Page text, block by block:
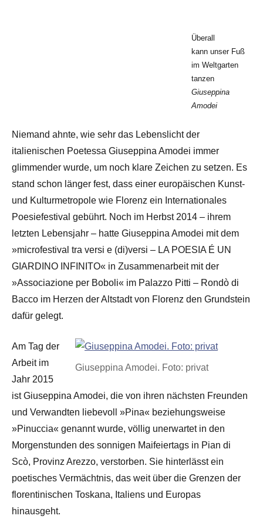
Überall
kann unser Fuß
im Weltgarten
tanzen
Giuseppina
Amodei
Niemand ahnte, wie sehr das Lebenslicht der
italienischen Poetessa Giuseppina Amodei immer
glimmender wurde, um noch klare Zeichen zu setzen. Es
stand schon länger fest, dass einer europäischen Kunst-
und Kulturmetropole wie Florenz ein Internationales
Poesiefestival gebührt. Noch im Herbst 2014 – ihrem
letzten Lebensjahr – hatte Giuseppina Amodei mit dem
»microfestival tra versi e (di)versi – LA POESIA É UN
GIARDINO INFINITO« in Zusammenarbeit mit der
»Associazione per Boboli« im Palazzo Pitti – Rondò di
Bacco im Herzen der Altstadt von Florenz den Grundstein
dafür gelegt.
Giuseppina Amodei. Foto: privat
Am Tag der
Arbeit im
Jahr 2015
ist Giuseppina Amodei, die von ihren nächsten Freunden
und Verwandten liebevoll »Pina« beziehungsweise
»Pinuccia« genannt wurde, völlig unerwartet in den
Morgenstunden des sonnigen Maifeiertags in Pian di
Scò, Provinz Arezzo, verstorben. Sie hinterlässt ein
poetisches Vermächtnis, das weit über die Grenzen der
florentinischen Toskana, Italiens und Europas
hinausgeht.